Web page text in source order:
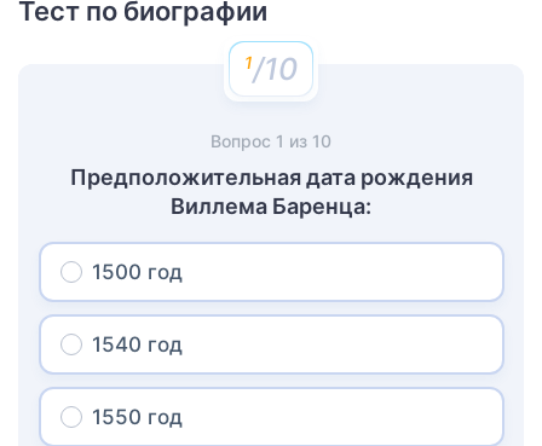
Тест по биографии
/10
Вопрос 1 из 10
Предположительная дата рождения
Виллема Баренца:
1500 год
1540 год
1550 год